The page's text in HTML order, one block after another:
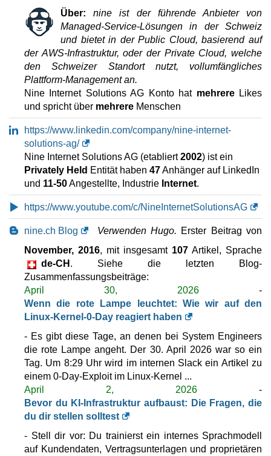
Root CloudVM nine-highcpu-2
Eigenschaften*
CHF
38,20 /Mo. ohne 8.1% MwSt
10 GB
ungemessen
Mai 2026
Root CloudVM nine-standard-2
Eigenschaften
CHF
60,20 /Mo. ohne 8.1% MwSt
ungemessen
Mai 2026
8 GB / 0
Root CloudVM nine-highcpu-4
Eigenschaften*
CHF73,20/Mo.ohne 8.1% MwSt
10 GB
Mai 2026
8 GB / 0
Root CloudVM nine-highmem-2
Eigenschaften
CHF104,20 /Mo.ohne 8.1% MwSt
10 GB
ungemessen
Mai 2026
16 GB / 0
Root CloudVM nine-standard-4
Eigenschaften
CHF 117,20/Mo.ohne 8.1% MwSt
10 GB
Mai 2026
16 GB / 0
Über:nine ist der führende Anbieter von
Managed-Service-Lösungen in der Schweiz
und bietet in der Public Cloud, basierend auf
der AWS-Infrastruktur, oder der Private Cloud, welche
den Schweizer Standort nutzt, vollumfängliches
Plattform-Management an.
Nine Internet Solutions AG Konto hat mehrereLikes
und spricht über mehrere Menschen
https://www.linkedin.com/company/nine-internet-
solutions-ag/
Nine Internet Solutions AG (etabliert2002) ist ein
Privately Held Entität haben 47Anhänger auf LinkedIn
und 11-50Angestellte, Industrie Internet.
https://www.youtube.com/c/NineInternetSolutionsAG
nine.ch Blog Verwenden Hugo. Erster Beitrag von
November, 2016, mit insgesamt 107 Artikel, Sprache
de-CH . Siehe die letzten Blog-
Zusammenfassungsbeiträge:
April 30, 2026 -
Wenn die rote Lampe leuchtet: Wie wir auf den
Linux-Kernel-0-Day reagiert haben
- Es gibt diese Tage, an denen bei System Engineers
die rote Lampe angeht. Der 30. April 2026 war so ein
Tag. Um 8:29 Uhr wird im internen Slack ein Artikel zu
einem 0-Day-Exploit im Linux-Kernel ...
April 2, 2026 -
Bevor du KI-Infrastruktur aufbaust: Die Fragen, die
du dir stellen solltest
- Stell dir vor: Du trainierst ein internes Sprachmodell
auf Kundendaten, Vertragsunterlagen und proprietären